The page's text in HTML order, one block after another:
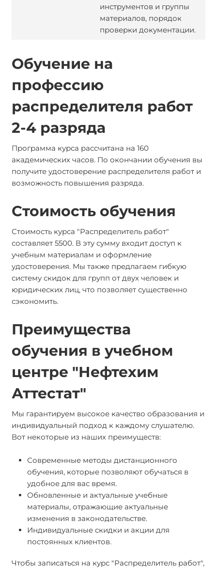
инструментов и группы
материалов, порядок
проверки документации.
Обучение на
профессию
распределителя работ
2-4 разряда
Программа курса рассчитана на 160
академических часов. По окончании обучения вы
получите удостоверение распределителя работ и
возможность повышения разряда.
Стоимость обучения
Стоимость курса "Распределитель работ"
составляет 5500. В эту сумму входит доступ к
учебным материалам и оформление
удостоверения. Мы также предлагаем гибкую
систему скидок для групп от двух человек и
юридических лиц, что позволяет существенно
сэкономить.
Преимущества
обучения в учебном
центре "Нефтехим
Аттестат"
Мы гарантируем высокое качество образования и
индивидуальный подход к каждому слушателю.
Вот некоторые из наших преимуществ:
Современные методы дистанционного
обучения, которые позволяют обучаться в
удобное для вас время.
Обновленные и актуальные учебные
материалы, отражающие актуальные
изменения в законодательстве.
Индивидуальные скидки и акции для
постоянных клиентов.
Чтобы записаться на курс "Распределитель работ",